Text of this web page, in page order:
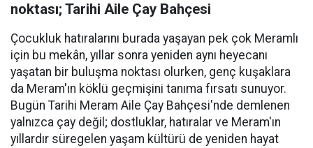
noktası; Tarihi Aile Çay Bahçesi
Çocukluk hatıralarını burada yaşayan pek çok Meramlı
için bu mekân, yıllar sonra yeniden aynı heyecanı
yaşatan bir buluşma noktası olurken, genç kuşaklara
da Meram'ın köklü geçmişini tanıma fırsatı sunuyor.
Bugün Tarihi Meram Aile Çay Bahçesi'nde demlenen
yalnızca çay değil; dostluklar, hatıralar ve Meram'ın
yıllardır süregelen yaşam kültürü de yeniden hayat